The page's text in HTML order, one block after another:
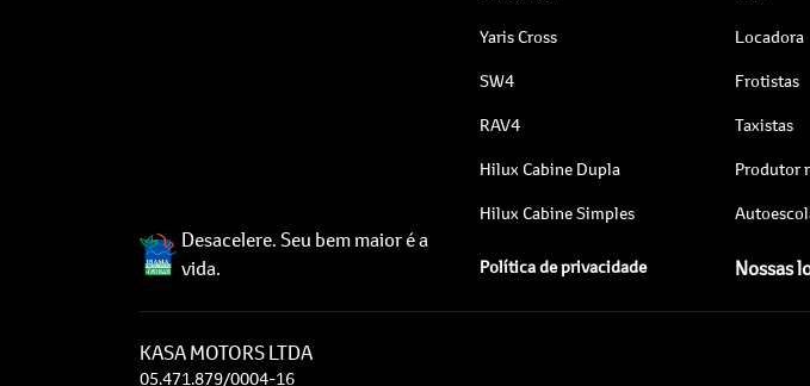
Desacelere. Seu bem maior é a
vida.
Yaris Cross
SW4
RAV4
Hilux Cabine Dupla
Hilux Cabine Simples
Locadora
Frotistas
Taxistas
Produtor
Política de privacidade Nossas
KASA MOTORS LTDA
05.471.879/0004-16